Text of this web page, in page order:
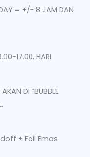
DAY = +/- 8 JAM DAN
17.00, HARI
DI “BUBBLE
+ Foil Emas